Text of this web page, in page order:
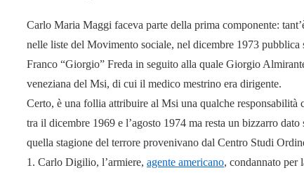
Carlo Maria Maggi faceva parte della prima componente:
nelle liste del Movimento sociale, nel dicembre 1973
Franco “Giorgio” Freda in seguito alla quale Giorgio
veneziana del Msi, di cui il medico mestrino era dirigente.
Certo, è una follia attribuire al Msi una qualche responsabilità
tra il dicembre 1969 e l’agosto 1974 ma resta un bizzarro
quella stagione del terrore provenivano dal Centro Studi
1. Carlo Digilio, l’armiere, agente americano, condannato per